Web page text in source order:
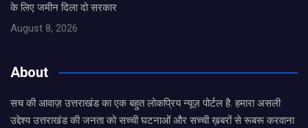
के लिए जमीन दिला दो सरकार
August 8, 2026
About
सच की आवाज़ उत्तराखंड का एक बहुत लोकप्रिय न्यूज़ पोर्टल है. हमारा असली
उद्देश्य उत्तराखंड की जनता को सच्ची घटनाओं और सच्ची ख़बरों से रूबरू करवाना